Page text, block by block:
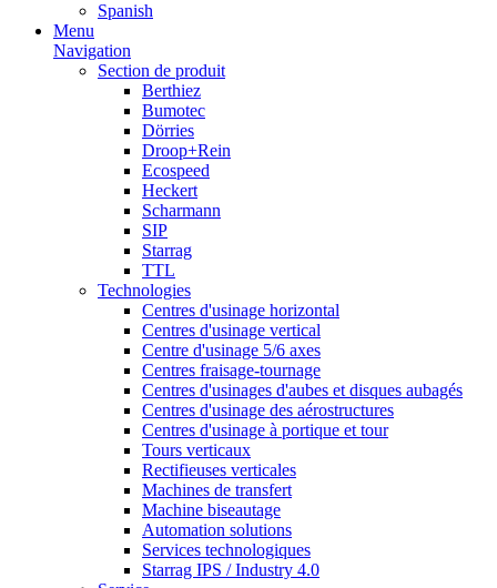
Spanish
Menu
Navigation
Section de produit
Berthiez
Bumotec
Dörries
Droop+Rein
Ecospeed
Heckert
Scharmann
SIP
Starrag
TTL
Technologies
Centres d'usinage horizontal
Centres d'usinage vertical
Centre d'usinage 5/6 axes
Centres fraisage-tournage
Centres d'usinages d'aubes et disques aubagés
Centres d'usinage des aérostructures
Centres d'usinage à portique et tour
Tours verticaux
Rectifieuses verticales
Machines de transfert
Machine biseautage
Automation solutions
Services technologiques
Starrag IPS / Industry 4.0